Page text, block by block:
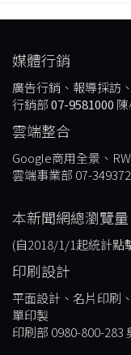
媒體行銷
廣告行銷、報導採訪
行銷部07-9581000
雲端整合
Google商用全景、
雲端事業部 07-
本新聞網總瀏覽
(自2018/1/1起統計點
印刷設計
平面設計、名片印刷
單印製
印刷部 0980-800-283